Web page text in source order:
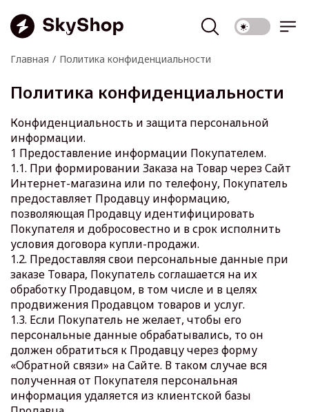
Главная Политика конфиденциальности
Политика конфиденциальности
Конфиденциальность и защита персональной
информации.
1 Предоставление информации Покупателем.
1.1. При формировании Заказа на Товар через Сайт
Интернет-магазина или по телефону, Покупатель
предоставляет Продавцу информацию,
позволяющая Продавцу идентифицировать
Покупателя и добросовестно и в срок исполнить
условия договора купли-продажи.
1.2. Предоставляя свои персональные данные при
заказе Товара, Покупатель соглашается на их
обработку Продавцом, в том числе и в целях
продвижения Продавцом товаров и услуг.
1.3. Если Покупатель не желает, чтобы его
персональные данные обрабатывались, то он
должен обратиться к Продавцу через форму
«Обратной связи» на Сайте. В таком случае вся
полученная от Покупателя персональная
информация удаляется из клиентской базы